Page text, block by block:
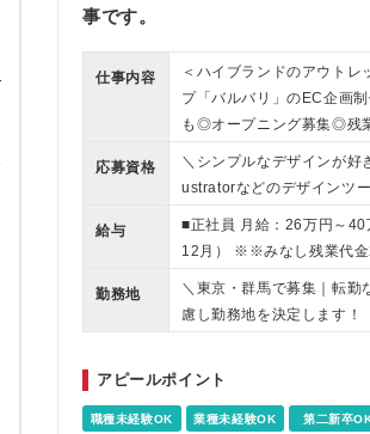
事です。
仕事内容
＜ハイブランドのアウトレ
プ「バルバリ」のEC企画
も◎オープニング募集◎残
応募資格
＼シンプルなデザインが好
ustratorなどのデザインツ
の実務経験がある方、ま
んな方にぴったりです！
変わっていく手応え」を
仕事にチャレンジしてみ
を知ることに魅力を感じる
給与
■正社員 月給：26万円～40
12月） ※※みなし残業代金
ております。超過分は別
真撮影・撮影コンテンツ制
だきます！ 時給：1500円
※正社員・パートいずれも
遇・雇用形態に差異はあり
勤務地
＼東京・群馬で募集｜転勤
慮し勤務地を決定します
アピールポイント
職種未経験OK 業種未経験OK 第二新卒